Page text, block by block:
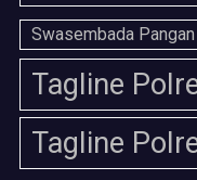
Swasembada Pangan
Tagline
Tagline